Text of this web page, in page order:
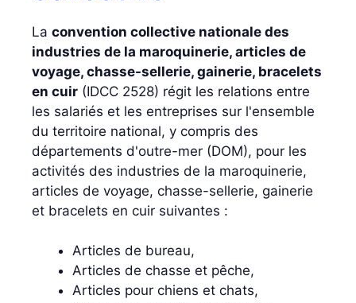
La convention collective nationale des
industries de la maroquinerie, articles de
voyage, chasse-sellerie, gainerie, bracelets
en cuir (IDCC 2528) régit les relations entre
les salariés et les entreprises sur l'ensemble
du territoire national, y compris des
départements d'outre-mer (DOM), pour les
activités des industries de la maroquinerie,
articles de voyage, chasse-sellerie, gainerie
et bracelets en cuir suivantes :
Articles de bureau,
Articles de chasse et pêche,
Articles pour chiens et chats,